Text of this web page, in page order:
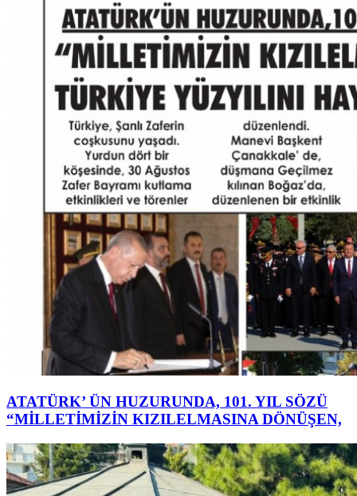
ATATÜRK’ ÜN HUZURUNDA, 101. YIL SÖZÜ
“MİLLETİMİZİN KIZILELMASINA DÖNÜŞEN,